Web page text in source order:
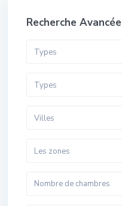
Recherche Avancée
Types
Types
Villes
Les zones